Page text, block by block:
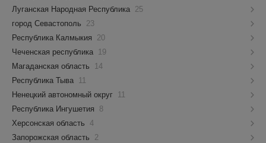
Луганская Народная Республика 25
город Севастополь
23
Республика Калмыкия
20
Чеченская республика 19
Магаданская область
14
Республика Тыва 11
Ненецкий автономный округ 11
Республика Ингушетия
8
Херсонская область 4
Запорожская область
2